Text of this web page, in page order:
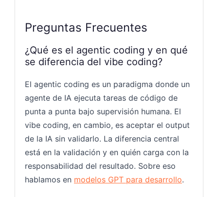
Preguntas Frecuentes
¿Qué es el agentic coding y en qué
se diferencia del vibe coding?
El agentic coding es un paradigma donde un
agente de IA ejecuta tareas de código de
punta a punta bajo supervisión humana. El
vibe coding, en cambio, es aceptar el output
de la IA sin validarlo. La diferencia central
está en la validación y en quién carga con la
responsabilidad del resultado. Sobre eso
hablamos en modelos GPT para desarrollo.